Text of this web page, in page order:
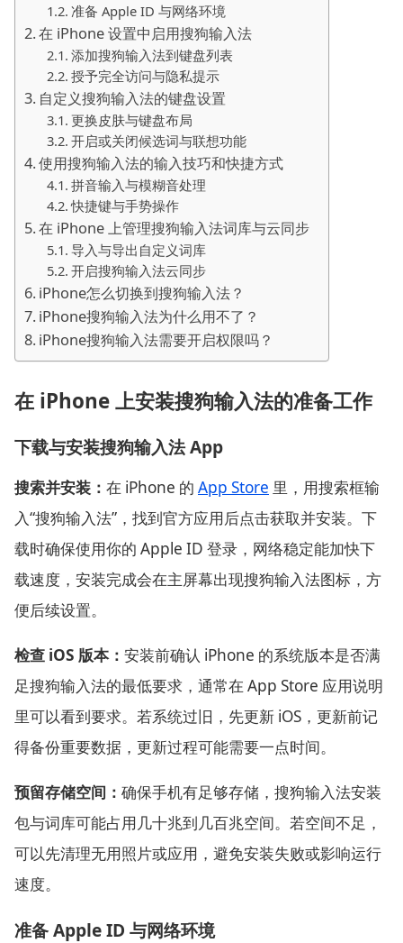
准备 Apple ID 与网络环境
在 iPhone 设置中启用搜狗输入法
添加搜狗输入法到键盘列表
授予完全访问与隐私提示
自定义搜狗输入法的键盘设置
更换皮肤与键盘布局
开启或关闭候选词与联想功能
使用搜狗输入法的输入技巧和快捷方式
拼音输入与模糊音处理
快捷键与手势操作
在 iPhone 上管理搜狗输入法词库与云同步
导入与导出自定义词库
开启搜狗输入法云同步
iPhone怎么切换到搜狗输入法？
iPhone搜狗输入法为什么用不了？
iPhone搜狗输入法需要开启权限吗？
在 iPhone 上安装搜狗输入法的准备工作
下载与安装搜狗输入法 App
搜索并安装： 在 iPhone 的 App Store 里，用搜索框输
入“搜狗输入法”，找到官方应用后点击获取并安装。下
载时确保使用你的 Apple ID 登录，网络稳定能加快下
载速度，安装完成会在主屏幕出现搜狗输入法图标，方
便后续设置。
检查 iOS 版本： 安装前确认 iPhone 的系统版本是否满
足搜狗输入法的最低要求，通常在 App Store 应用说明
里可以看到要求。若系统过旧，先更新 iOS，更新前记
得备份重要数据，更新过程可能需要一点时间。
预留存储空间： 确保手机有足够存储，搜狗输入法安装
包与词库可能占用几十兆到几百兆空间。若空间不足，
可以先清理无用照片或应用，避免安装失败或影响运行
速度。
准备 Apple ID 与网络环境